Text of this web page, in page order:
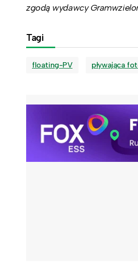
zgodą wydawcy
Tagi
floating-PV pływająca